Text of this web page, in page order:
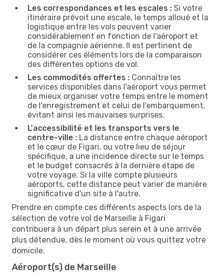
Les correspondances et les escales : Si votre
itinéraire prévoit une escale, le temps alloué et la
logistique entre les vols peuvent varier
considérablement en fonction de l'aéroport et
de la compagnie aérienne. Il est pertinent de
considérer ces éléments lors de la comparaison
des différentes options de vol.
Les commodités offertes : Connaître les
services disponibles dans l'aéroport vous permet
de mieux organiser votre temps entre le moment
de l'enregistrement et celui de l'embarquement,
évitant ainsi les mauvaises surprises.
L'accessibilité et les transports vers le
centre-ville : La distance entre chaque aéroport
et le cœur de Figari, ou votre lieu de séjour
spécifique, a une incidence directe sur le temps
et le budget consacrés à la dernière étape de
votre voyage. Si la ville compte plusieurs
aéroports, cette distance peut varier de manière
significative d'un site à l'autre.
Prendre en compte ces différents aspects lors de la
sélection de votre vol de Marseille à Figari
contribuera à un départ plus serein et à une arrivée
plus détendue, dès le moment où vous quittez votre
domicile.
Aéroport(s) de Marseille